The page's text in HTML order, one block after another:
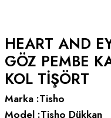
HEART AND
GÖZ PEMBE
KOL TIŞÖRT
Marka :Tisho
Model :Tisho Dükkan